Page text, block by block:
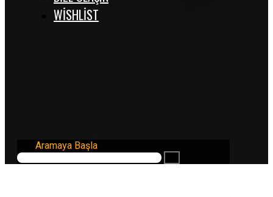
WISHLIST
Aramaya Başla